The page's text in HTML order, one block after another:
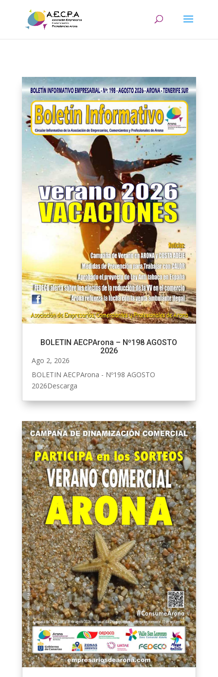
BOLETIN AECPArona – Nº198 AGOSTO
2026
Ago 2, 2026
BOLETIN AECPArona - Nº198 AGOSTO
2026Descarga